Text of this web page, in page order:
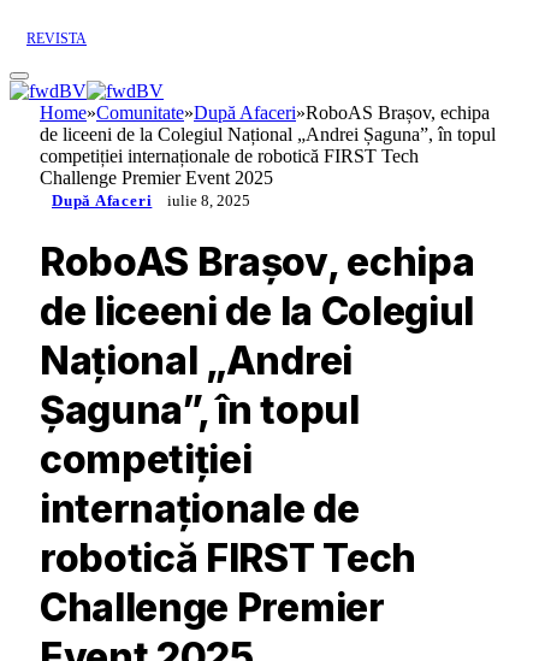
REVISTA
Home»Comunitate»După Afaceri»RoboAS Brașov, echipa
de liceeni de la Colegiul Național „Andrei Șaguna”, în topul
competiției internaționale de robotică FIRST Tech
Challenge Premier Event 2025
După Afaceri iulie 8, 2025
RoboAS Brașov, echipa
de liceeni de la Colegiul
Național „Andrei
Șaguna”, în topul
competiției
internaționale de
robotică FIRST Tech
Challenge Premier